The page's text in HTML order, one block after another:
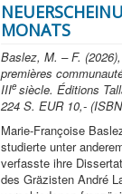
MONATS
Baslez, M. – F.
premières
IIIe siècle. Éditions
224 S. EUR 10,-
Marie-Françoise
studierte unter
verfasste ihre
des Gräzisten André